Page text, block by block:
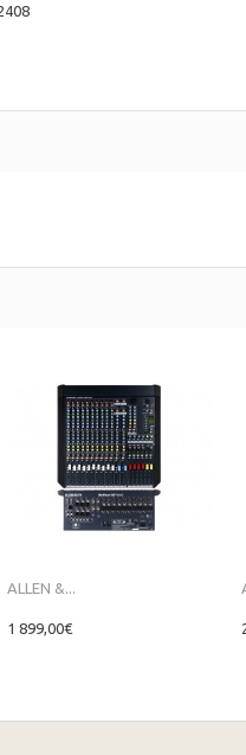
ALLEN &...
1 899,00€